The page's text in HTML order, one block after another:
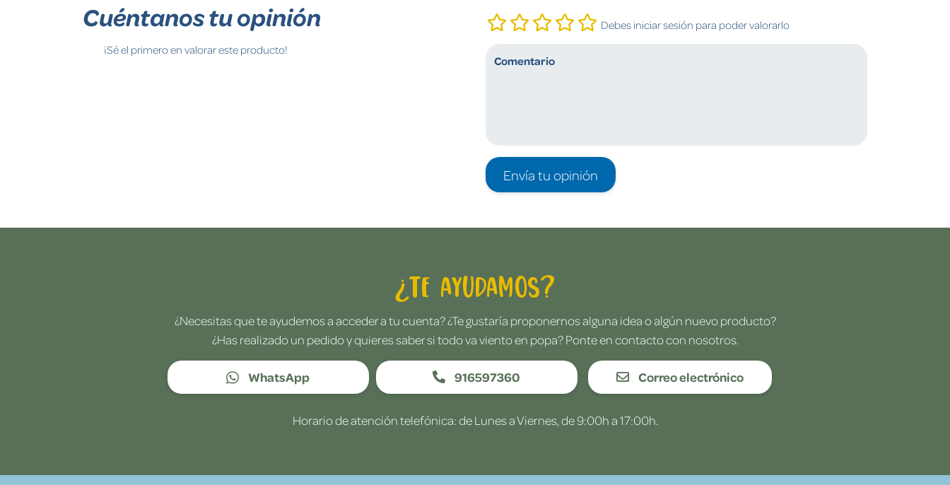
Cuéntanos tu opinión
¡Sé el primero en valorar este producto!
Debes iniciar sesión para poder valorarlo
Envía tu opinión
¿Te ayudamos?
¿Necesitas que te ayudemos a acceder a tu cuenta? ¿Te gustaría proponernos alguna idea o algún nuevo producto?
¿Has realizado un pedido y quieres saber si todo va viento en popa? Ponte en contacto con nosotros.
WhatsApp 916597360 Correo electrónico
Horario de atención telefónica: de Lunes a Viernes, de 9:00h a 17:00h.